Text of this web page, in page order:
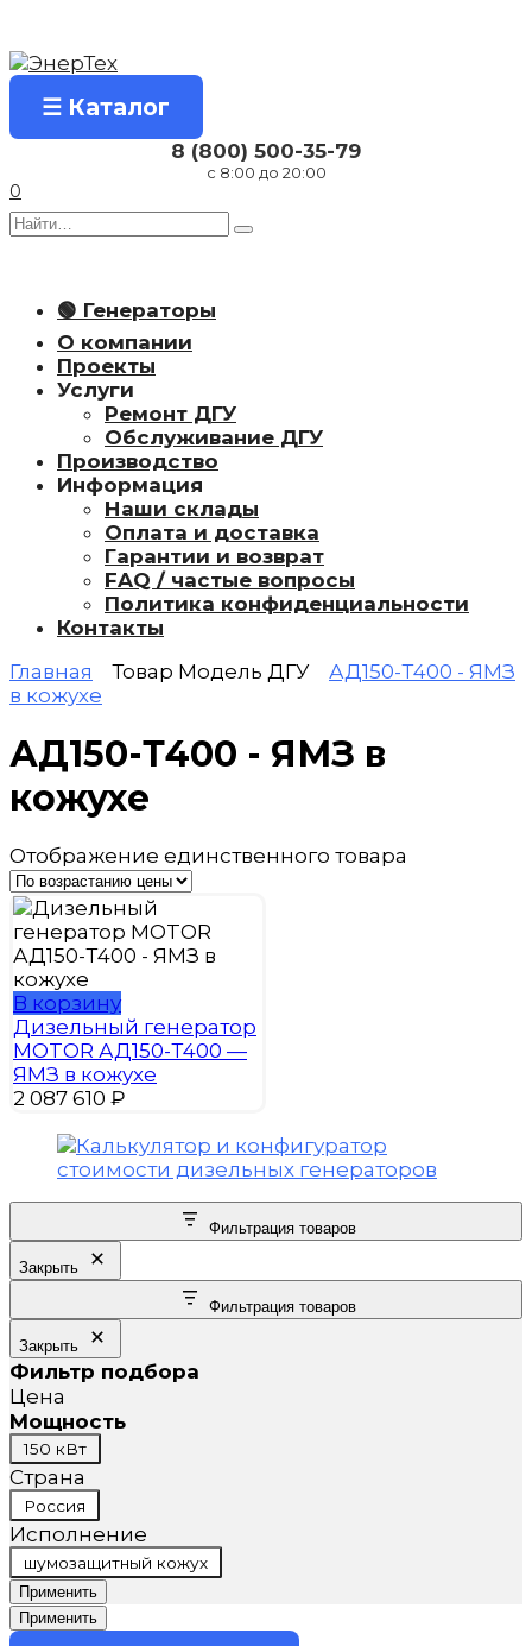
содержанию
☰ Каталог
8 (800) 500-35-79
с 8:00 до 20:00
0
Search
🟢 Генераторы
О компании
Проекты
Услуги
Ремонт ДГУ
Обслуживание ДГУ
Производство
Информация
Наши склады
Оплата и доставка
Гарантии и возврат
FAQ / частые вопросы
Политика конфиденциальности
Контакты
Главная
Товар Модель ДГУ
АД150-Т400 - ЯМЗ
в кожухе
АД150-Т400 - ЯМЗ в
кожухе
Отображение единственного товара
В корзину
Дизельный генератор
MOTOR АД150-Т400 —
ЯМЗ в кожухе
2 087 610 ₽
Фильтрация товаров
Закрыть
Фильтрация товаров
Закрыть
Фильтр подбора
Цена
Мощность
Мощность
150 кВт
Страна
Страна
Россия
Исполнение
Исполнение
шумозащитный кожух
Применить
Применить